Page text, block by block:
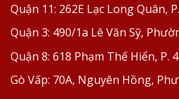
Quận 11: 262E Lạc Long Quân,
Quận 3: 490/1a Lê Văn Sỹ,
Quận 8: 618 Phạm Thế Hiển, P. 4
Gò Vấp: 70A, Nguyên Hồng,